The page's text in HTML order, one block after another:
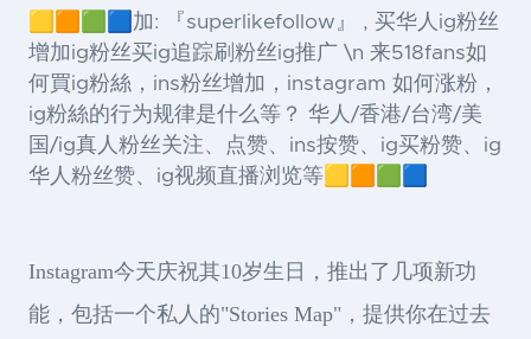
🟨🟧🟩🟦加: 『superlikefollow』 , 买华人ig粉丝
增加ig粉丝买ig追踪刷粉丝ig推广 \n 来518fans如
何買ig粉絲，ins粉丝增加，instagram 如何涨粉，
ig粉絲的行为规律是什么等？ 华人/香港/台湾/美
国/ig真人粉丝关注、点赞、ins按赞、ig买粉赞、ig
华人粉丝赞、ig视频直播浏览等🟨🟧🟩🟦
Instagram今天庆祝其10岁生日，推出了几项新功
能，包括一个私人的"Stories Map"，提供你在过去